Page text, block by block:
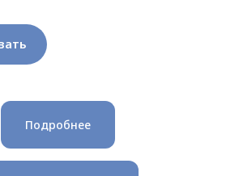
Подробнее